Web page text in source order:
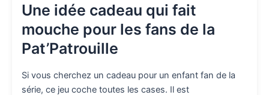
Une idée cadeau qui fait
mouche pour les fans de la
Pat’Patrouille
Si vous cherchez un cadeau pour un enfant fan de la
série, ce jeu coche toutes les cases. Il est